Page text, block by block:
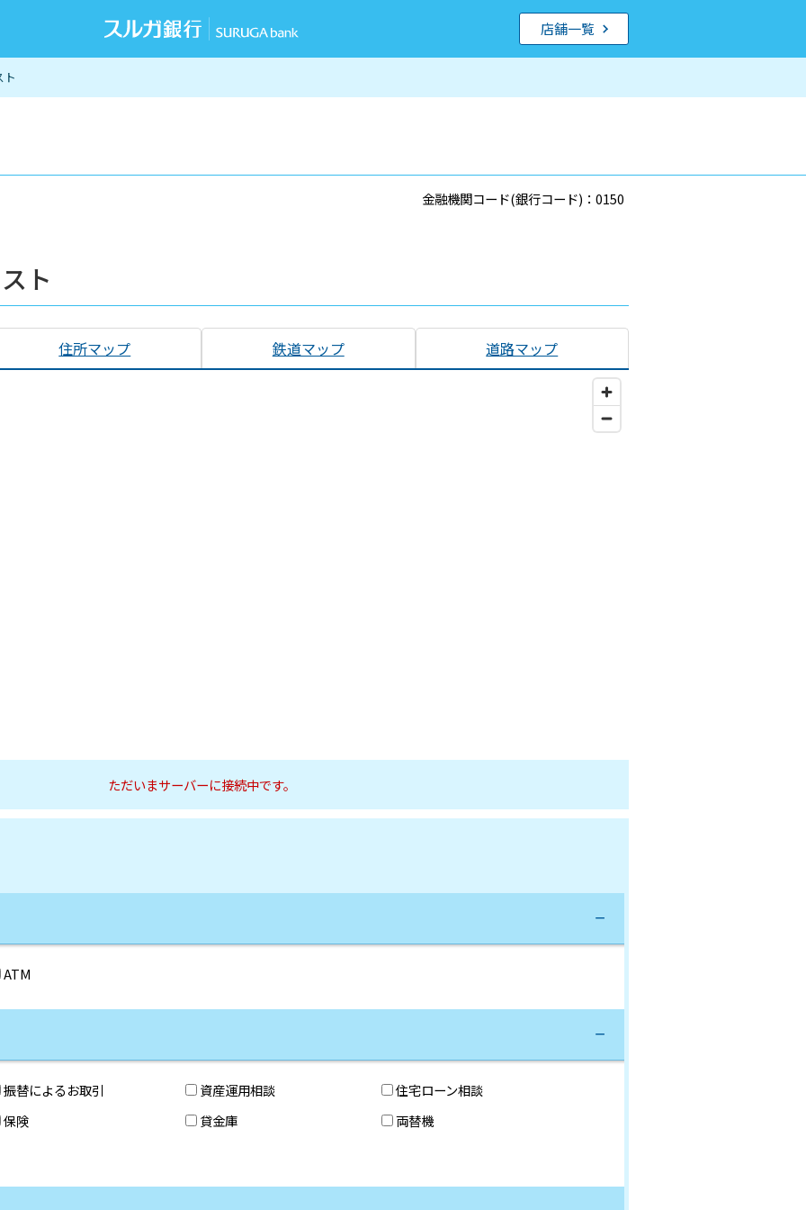
ト
店舗一覧
金融機関コード(銀行コード)：0150
ト
住所マップ 鉄道マップ 道路マップ
ただいまサーバーに接続中です。
ATM
振替によるお取引 資産運用相談
住宅ローン相談
保険 貸金庫
両替機